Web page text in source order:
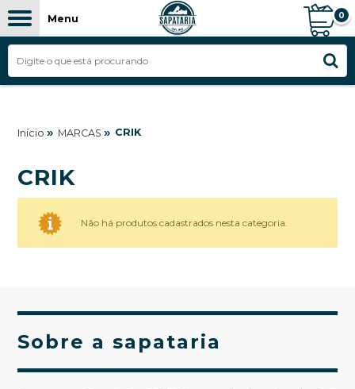
Menu 0
Início » MARCAS » CRIK
CRIK
Não há produtos cadastrados nesta categoria.
Sobre a sapataria